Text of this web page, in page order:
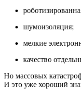
шумоизоляция;
мелкие
качество
Но массовых
И это уже хороший